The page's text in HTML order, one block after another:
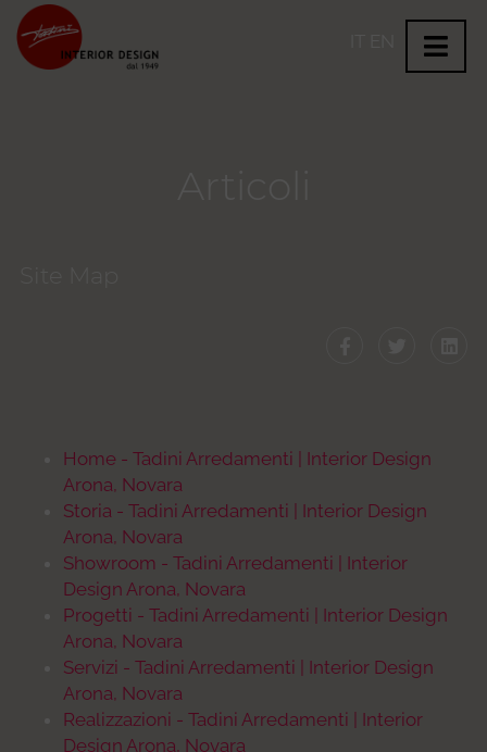
Home - Tadini Arredamenti | Interior Design
Arona, Novara
Storia - Tadini Arredamenti | Interior Design
Arona, Novara
Showroom - Tadini Arredamenti | Interior
Design Arona, Novara
Progetti - Tadini Arredamenti | Interior Design
Arona, Novara
Servizi - Tadini Arredamenti | Interior Design
Arona, Novara
Realizzazioni - Tadini Arredamenti | Interior
Design Arona, Novara